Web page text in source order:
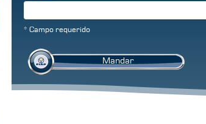
* Campo requerido